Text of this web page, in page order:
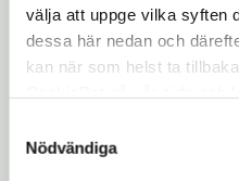
välja att uppge vilka syften
dessa här nedan och
kan när som helst ta
kakorna används och hur
Nödvändiga
Preliminär
Etapp 1 , ändring av
December 2021,
2023, 1/6 - 8/9 2023,